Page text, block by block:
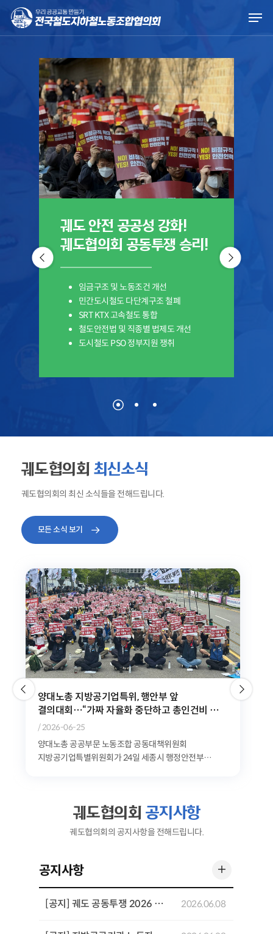
main
궤도 안전 공공성 강화!
궤도협의회 공동투쟁 승리!
임금구조 및 노동조건 개선
민간도시철도 다단계구조 철폐
SRT KTX 고속철도 통합
철도안전법 및 직종별 법제도 개선
도시철도 PSO 정부지원 쟁취
궤도협의회 최신소식
궤도협의회의 최신 소식들을 전해드립니다.
모든 소식 보기
위험천만한 민자철도, 이대로는 시민과 노동자의
안전을 담보할 수 없다
/ 2026-06-10
공공운수노조는 9일 오전 11시 청와대 분수대 앞에서
'GTX-A 삼성역 철근 누락 사태로 본 민자철도 안전문제
궤도협의회 공지사항
궤도협의회의 공지사항을 전해드립니다.
공지사항
[공지] 궤도 공동투쟁 2026 기념행사 개최 2026.06.08